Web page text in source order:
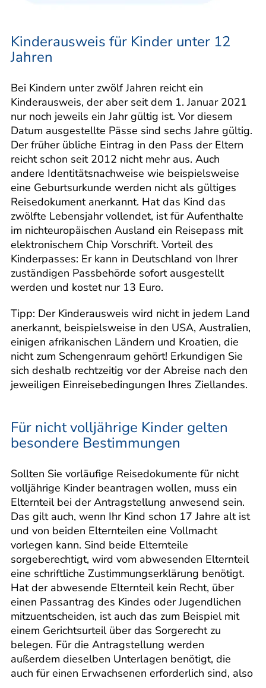
Kinderausweis für Kinder unter 12
Jahren
Bei Kindern unter zwölf Jahren reicht ein
Kinderausweis, der aber seit dem 1. Januar 2021
nur noch jeweils ein Jahr gültig ist. Vor diesem
Datum ausgestellte Pässe sind sechs Jahre gültig.
Der früher übliche Eintrag in den Pass der Eltern
reicht schon seit 2012 nicht mehr aus. Auch
andere Identitätsnachweise wie beispielsweise
eine Geburtsurkunde werden nicht als gültiges
Reisedokument anerkannt. Hat das Kind das
zwölfte Lebensjahr vollendet, ist für Aufenthalte
im nichteuropäischen Ausland ein Reisepass mit
elektronischem Chip Vorschrift. Vorteil des
Kinderpasses: Er kann in Deutschland von Ihrer
zuständigen Passbehörde sofort ausgestellt
werden und kostet nur 13 Euro.
Tipp: Der Kinderausweis wird nicht in jedem Land
anerkannt, beispielsweise in den USA, Australien,
einigen afrikanischen Ländern und Kroatien, die
nicht zum Schengenraum gehört! Erkundigen Sie
sich deshalb rechtzeitig vor der Abreise nach den
jeweiligen Einreisebedingungen Ihres Ziellandes.
Für nicht volljährige Kinder gelten
besondere Bestimmungen
Sollten Sie vorläufige Reisedokumente für nicht
volljährige Kinder beantragen wollen, muss ein
Elternteil bei der Antragstellung anwesend sein.
Das gilt auch, wenn Ihr Kind schon 17 Jahre alt ist
und von beiden Elternteilen eine Vollmacht
vorlegen kann. Sind beide Elternteile
sorgeberechtigt, wird vom abwesenden Elternteil
eine schriftliche Zustimmungserklärung benötigt.
Hat der abwesende Elternteil kein Recht, über
einen Passantrag des Kindes oder Jugendlichen
mitzuentscheiden, ist auch das zum Beispiel mit
einem Gerichtsurteil über das Sorgerecht zu
belegen. Für die Antragstellung werden
außerdem dieselben Unterlagen benötigt, die
auch für einen Erwachsenen erforderlich sind, also